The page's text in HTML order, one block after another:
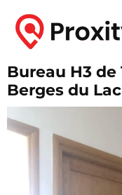
Bureau H3 de
Berges du